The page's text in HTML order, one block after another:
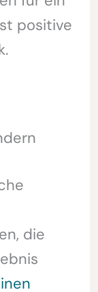
positive
die